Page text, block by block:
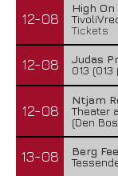
12-08
High On
Tickets
12-08
Judas
013 (013
12-08
Ntjam
Theater
(Den
13-08
Berg